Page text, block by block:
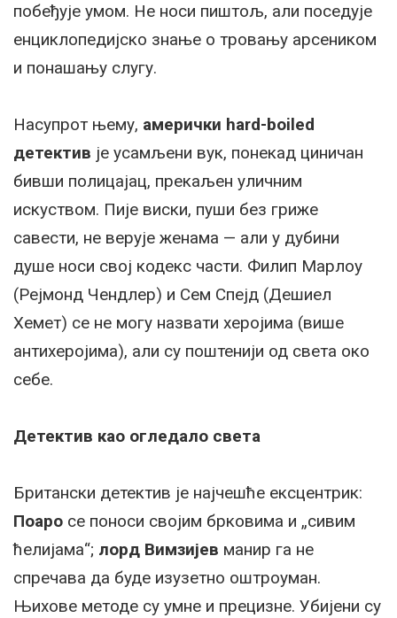
побеђује умом. Не носи пиштољ, али поседује
енциклопедијско знање о тровању арсеником
и понашању слугу.
Насупрот њему, амерички hard-boiled
детектив је усамљени вук, понекад циничан
бивши полицајац, прекаљен уличним
искуством. Пије виски, пуши без гриже
савести, не верује женама — али у дубини
душе носи свој кодекс части. Филип Марлоу
(Рејмонд Чендлер) и Сем Спејд (Дешиел
Хемет) се не могу назвати херојима (више
антихеројима), али су поштенији од света око
себе.
Детектив као огледало света
Британски детектив је најчешће ексцентрик:
Поаро се поноси својим брковима и „сивим
ћелијама“; лорд Вимзијев манир га не
спречава да буде изузетно оштроуман.
Њихове методе су умне и прецизне. Убијени су